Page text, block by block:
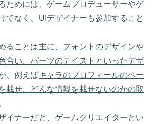
ためには、ゲームプロデューサーやゲ
でなく、UIデザイナーも参加すること
ることは主に、フォントのデザインや
合い、パーツのテイストといったデザ
、例えばキャラのプロフィールのペー
載せ、どんな情報を載せないのかの取
イナーだと、ゲームクリエイターとい